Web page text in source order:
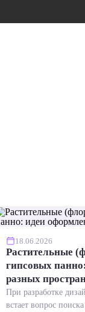
18.06.2026
Растительные
гипсовых
разных
При разработке
встает вопрос